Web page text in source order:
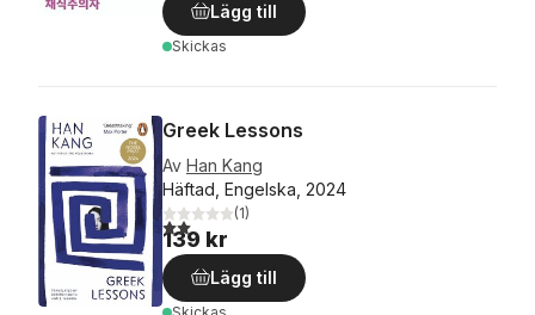
Lägg till
Skickas
Greek Lessons
Av Han Kang
Häftad, Engelska, 2024
2,0utav 5 stjärnor. Totalt antal röster:
(1)
139 kr
Lägg till